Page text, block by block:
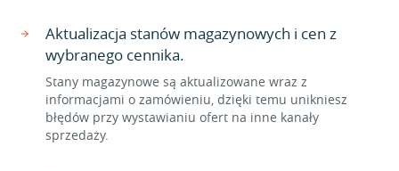
Aktualizacja stanów magazynowych i cen z
wybranego cennika.
Stany magazynowe są aktualizowane wraz z
informacjami o zamówieniu, dzięki temu unikniesz
błędów przy wystawianiu ofert na inne kanały
sprzedaży.